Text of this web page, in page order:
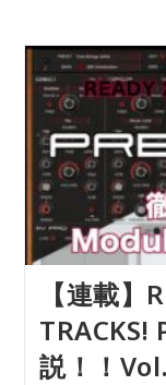
【連載
説！！